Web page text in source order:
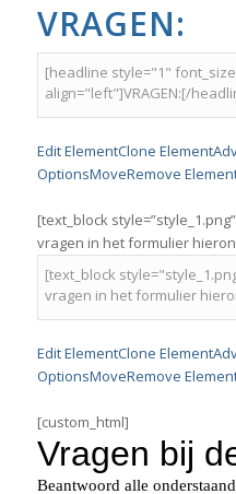
VRAGEN:
Edit ElementClone Element
OptionsMoveRemove
[text_block
vragen in het formulier
Edit ElementClone Element
OptionsMoveRemove
[custom_html]